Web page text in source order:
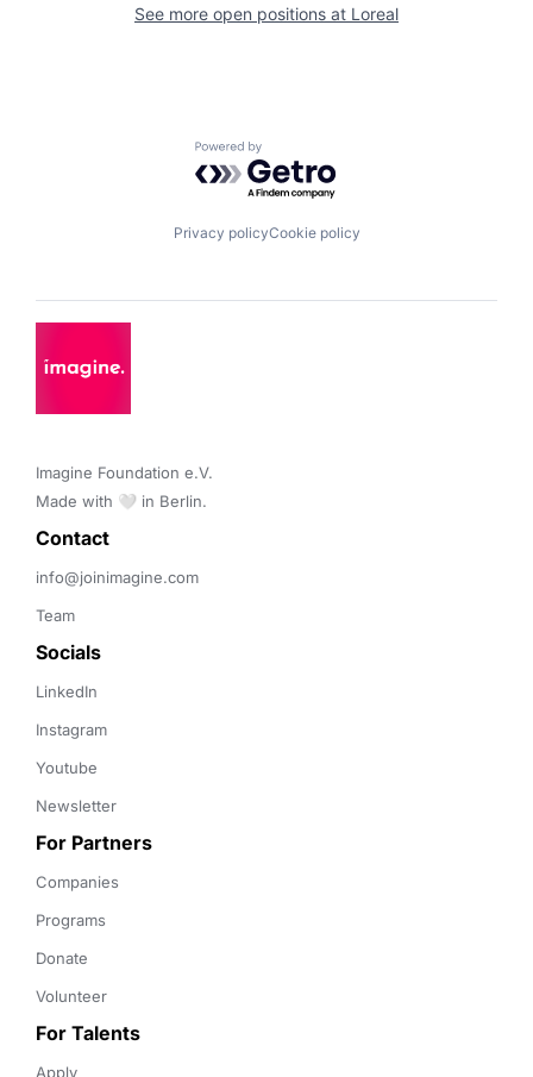
See more open positions at Loreal
Powered by Getro.com
Privacy policyCookie policy
Imagine Foundation e.V.
Made with 🤍 in Berlin.
Contact
info@joinimagine.com
Team
Socials
LinkedIn
Instagram
Youtube
Newsletter
For Partners
Companies
Programs
Donate
Volunteer
For Talents
Apply